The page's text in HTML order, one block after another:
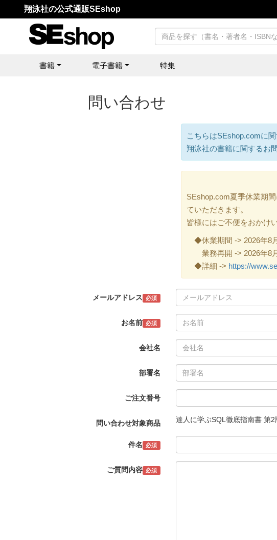
翔泳社の公式通販SEshop
書籍 電子書籍 特集
問い合わせ
こちらはSEshop.comに関
翔泳社の書籍に関するお
SEshop.com夏季休業期
ていただきます。
皆様にはご不便をおかけ
◆休業期間 -> 2026年8
業務再開 -> 2026年8
◆詳細 -> https://
メールアドレス 必須
お名前 必須
会社名
部署名
ご注文番号
問い合わせ対象商品 達人に学ぶSQL徹底指南書 第
件名 必須
ご質問内容 必須